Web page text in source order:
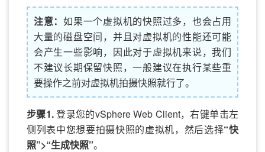
注意：如果一个虚拟机的快照过多，也会占用
大量的磁盘空间，并且对虚拟机的性能还可能
会产生一些影响，因此对于虚拟机来说，我们
不建议长期保留快照，一般建议在执行某些重
要操作之前对虚拟机拍摄快照就行了。
步骤1.登录您的vSphere Web Client，右键单击左
侧列表中您想要拍摄快照的虚拟机，然后选择“快
照”>“生成快照”。